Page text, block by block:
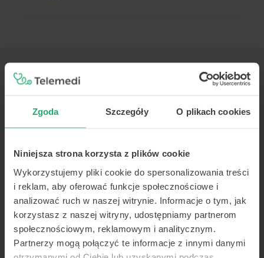
Zgoda Szczegóły O plikach cookies
Niniejsza strona korzysta z plików cookie
Wykorzystujemy pliki cookie do spersonalizowania treści
i reklam, aby oferować funkcje społecznościowe i
analizować ruch w naszej witrynie. Informacje o tym, jak
korzystasz z naszej witryny, udostępniamy partnerom
społecznościowym, reklamowym i analitycznym.
Partnerzy mogą połączyć te informacje z innymi danymi
TELEMEDI
O nas
Aktualności
Praca dla lekarza
Dla ubezpieczycieli
Współpraca b2b
Badania medycyny pracy